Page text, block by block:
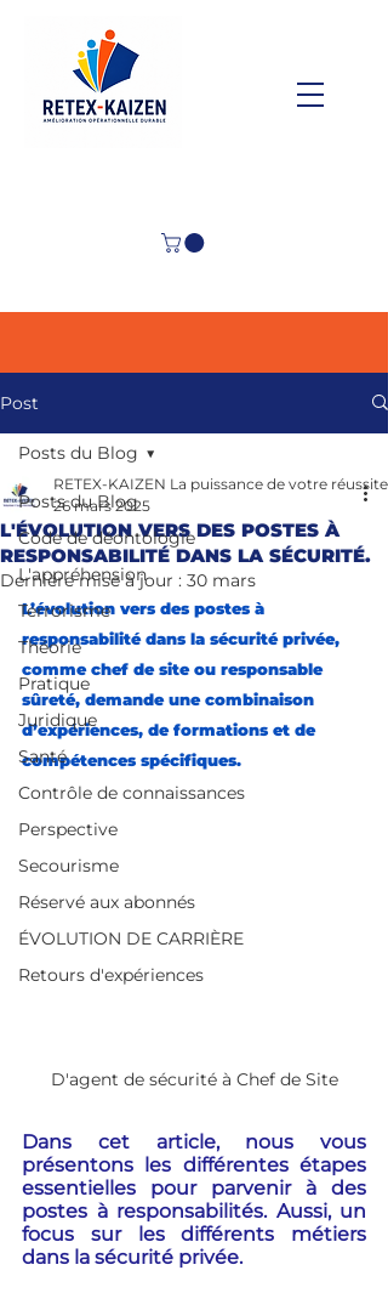
Post
Posts du Blog
Code de déontologie
L'appréhension
Terrorisme
Théorie
Pratique
Juridique
Santé
Contrôle de connaissances
Perspective
Secourisme
Réservé aux abonnés
ÉVOLUTION DE CARRIÈRE
Retours d'expériences
Posts du Blog
L'ÉVOLUTION VERS DES POSTES À
RESPONSABILITÉ DANS LA SÉCURITÉ.
RETEX-KAIZEN La puissance de votre réussite
26 mars 2025
Dernière mise à jour : 30 mars
L’évolution vers des postes à
responsabilité dans la sécurité privée,
comme chef de site ou responsable
sûreté, demande une combinaison
d’expériences, de formations et de
compétences spécifiques.
D'agent de sécurité à Chef de Site
Dans cet article, nous vous
présentons les différentes étapes
essentielles pour parvenir à des
postes à responsabilités. Aussi, un
focus sur les différents métiers
dans la sécurité privée.